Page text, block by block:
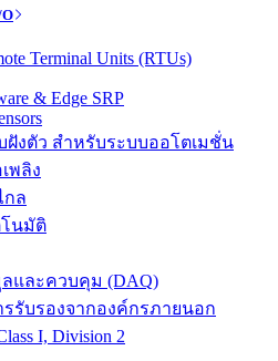
Terminal Units (RTUs)
& Edge SRP
ฝังตัว สำหรับระบบออโตเมชั่น
พลิง
กล
นมัติ
และควบคุม (DAQ)
รับรองจากองค์กรภายนอก
I, Division 2